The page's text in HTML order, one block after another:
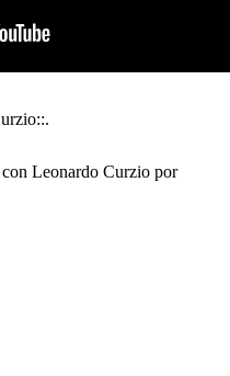
Leonardo Curzio por